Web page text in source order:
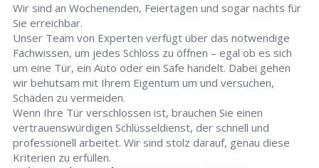
Wir sind an Wochenenden, Feiertagen und sogar nachts für
Sie erreichbar.
Unser Team von Experten verfügt über das notwendige
Fachwissen, um jedes Schloss zu öffnen – egal ob es sich
um eine Tür, ein Auto oder ein Safe handelt. Dabei gehen
wir behutsam mit Ihrem Eigentum um und versuchen,
Schäden zu vermeiden.
Wenn Ihre Tür verschlossen ist, brauchen Sie einen
vertrauenswürdigen Schlüsseldienst, der schnell und
professionell arbeitet. Wir sind stolz darauf, genau diese
Kriterien zu erfüllen.